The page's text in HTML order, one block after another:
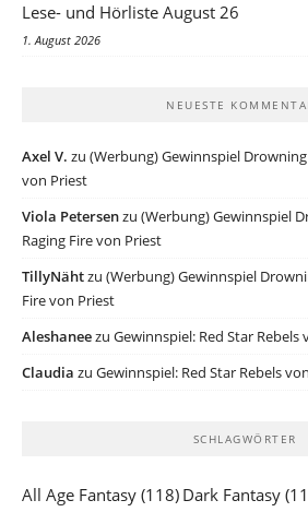
Lese- und Hörliste August 26
1. August 2026
NEUESTE
Axel V. zu (Werbung) Gewinnspiel
von Priest
Viola Petersenzu (Werbung) Gewinnspiel
Raging Fire von Priest
TillyNähtzu (Werbung) Gewinnspiel
Fire von Priest
Aleshaneezu Gewinnspiel: Red Star Rebels
Claudia zu Gewinnspiel: Red Star Rebels
SCHLAGWÖRTER
All Age Fantasy (118) Dark Fantasy